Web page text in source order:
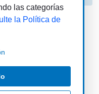
importante de la
los representantes
municipio estará
en quien delegue.
las categorías
la Política de